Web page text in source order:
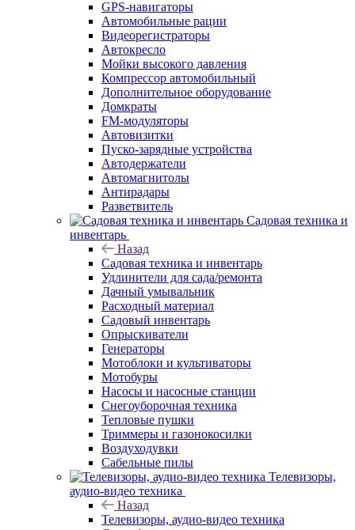
GPS-навигаторы
Автомобильные рации
Видеорегистраторы
Автокресло
Мойки высокого давления
Компрессор автомобильный
Дополнительное оборудование
Домкраты
FM-модуляторы
Автовизитки
Пуско-зарядные устройства
Автодержатели
Автомагнитолы
Антирадары
Разветвитель
Садовая техника и
инвентарь
Назад
Садовая техника и инвентарь
Удлинители для сада/ремонта
Дачный умывальник
Расходный материал
Садовый инвентарь
Опрыскиватели
Генераторы
Мотоблоки и культиваторы
Мотобуры
Насосы и насосные станции
Снегоуборочная техника
Тепловые пушки
Триммеры и газонокосилки
Воздуходувки
Сабельные пилы
Телевизоры,
аудио-видео техника
Назад
Телевизоры, аудио-видео техника